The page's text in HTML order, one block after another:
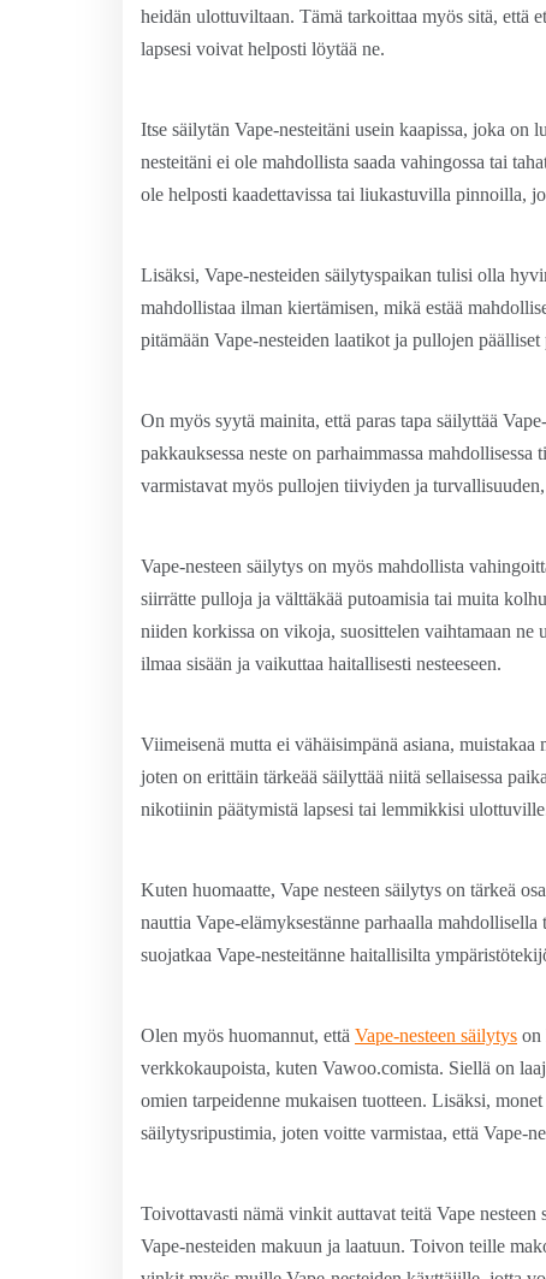
heidän ulottuviltaan. Tämä tarkoittaa myös sitä, että
lapsesi voivat helposti löytää ne.
Itse säilytän Vape-nesteitäni usein kaapissa, joka on
nesteitäni ei ole mahdollista saada vahingossa tai
ole helposti kaadettavissa tai liukastuvilla pinnoilla,
Lisäksi, Vape-nesteiden säilytyspaikan tulisi olla
mahdollistaa ilman kiertämisen, mikä estää
pitämään Vape-nesteiden laatikot ja pullojen
On myös syytä mainita, että paras tapa säilyttää
pakkauksessa neste on parhaimmassa
varmistavat myös pullojen tiiviyden ja
Vape-nesteen säilytys on myös mahdollista
siirrätte pulloja ja välttäkää putoamisia tai muita
niiden korkissa on vikoja, suosittelen vaihtamaan ne
ilmaa sisään ja vaikuttaa haitallisesti nesteeseen.
Viimeisenä mutta ei vähäisimpänä asiana,
joten on erittäin tärkeää säilyttää niitä sellaisessa
nikotiinin päätymistä lapsesi tai lemmikkisi
Kuten huomaatte, Vape nesteen säilytys on tärkeä
nauttia Vape-elämyksestänne parhaalla
suojatkaa Vape-nesteitänne haitallisilta
Olen myös huomannut, että Vape-nesteen säilytys on
verkkokaupoista, kuten Vawoo.comista. Siellä on
omien tarpeidenne mukaisen tuotteen. Lisäksi,
säilytysripustimia, joten voitte varmistaa, että Vape-
Toivottavasti nämä vinkit auttavat teitä Vape
Vape-nesteiden makuun ja laatuun. Toivon teille